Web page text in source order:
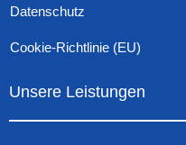
Datenschutz
Cookie-Richtlinie (EU)
Unsere Leistungen